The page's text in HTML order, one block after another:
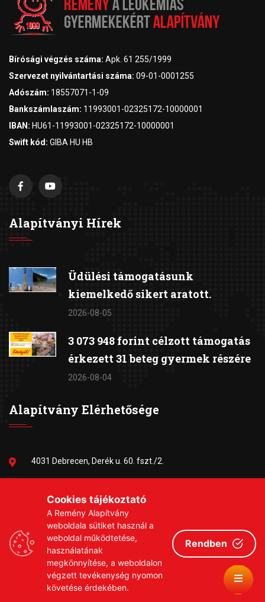
Bírósági végzés száma: Apk. 61 255/1999
Szervezet nyilvántartási száma: 09-01-0001255
Adószám: 18557071-1-09
Bankszámlaszám: 11993001-02325172-10000001
IBAN: HU61-11993001-02325172-10000001
Swift kód: GIBA HU HB
Alapítványi Hírek
Üdülési támogatásunk
kiemelkedő sikert aratott.
2026-08-05
3 073 948 forint célzott támogatás
érkezett 31 beteg gyermek részére
2026-08-04
Alapítvány Elérhetősége
4031 Debrecen, Derék u. 60. fszt./2.
remeny1999@gmail.com
Cookies tájékoztató
A Remény Alapítvány
weboldala sütiket használ a
weboldal működtetése,
használatának
megkönnyítése, a weboldalon
végzett tevékenység nyomon
követése érdekében.
Rendben